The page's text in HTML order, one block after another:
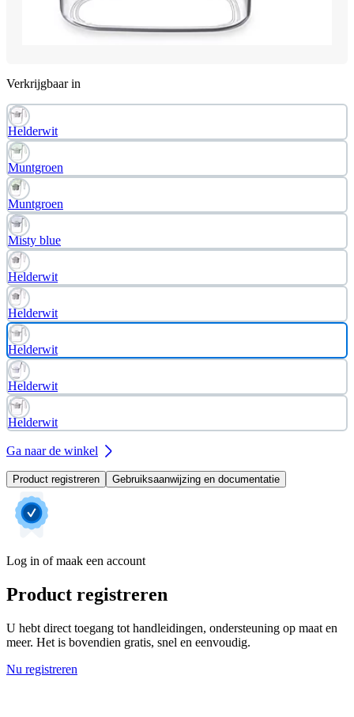
Verkrijgbaar in
Helderwit
Muntgroen
Muntgroen
Misty blue
Helderwit
Helderwit
Helderwit
Helderwit
Helderwit
Ga naar de winkel
Product registreren Gebruiksaanwijzing en documentatie
Log in of maak een account
Product registreren
U hebt direct toegang tot handleidingen, ondersteuning op maat en
meer. Het is bovendien gratis, snel en eenvoudig.
Nu registreren